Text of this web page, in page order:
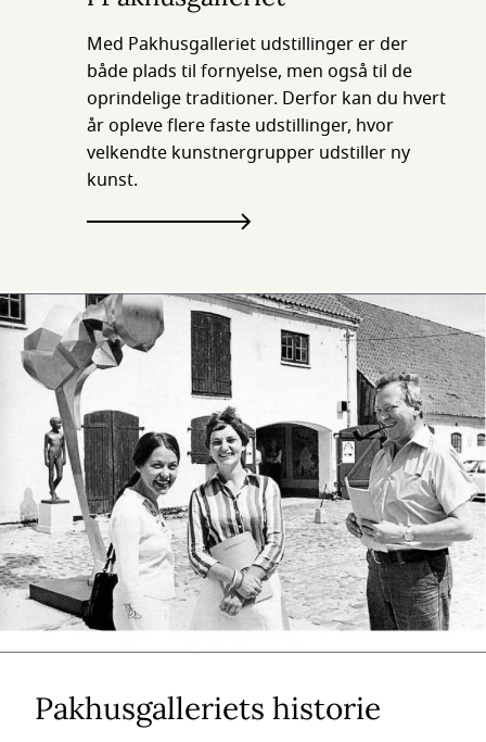
Med Pakhusgalleriet udstillinger er der
både plads til fornyelse, men også til de
oprindelige traditioner. Derfor kan du hvert
år opleve flere faste udstillinger, hvor
velkendte kunstnergrupper udstiller ny
kunst.
Pakhusgalleriets historie